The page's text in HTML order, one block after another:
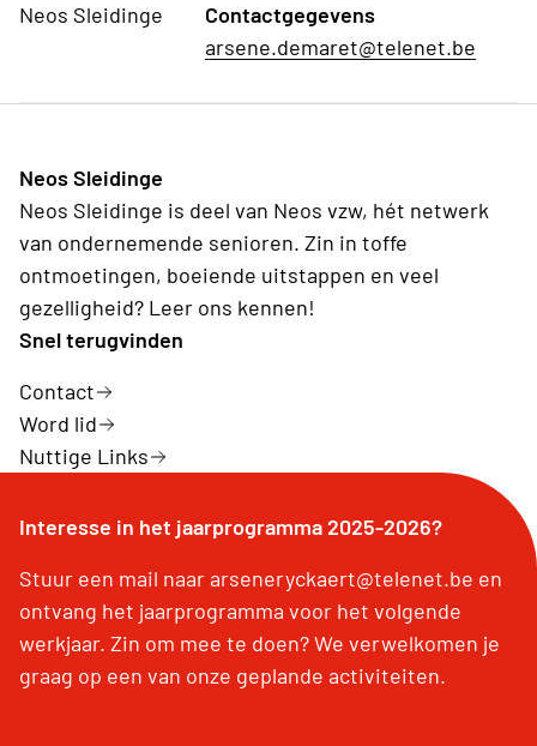
Neos Sleidinge
Contactgegevens
arsene.demaret@telenet.be
Neos Sleidinge
Neos Sleidinge is deel van Neos vzw, hét netwerk
van ondernemende senioren. Zin in toffe
ontmoetingen, boeiende uitstappen en veel
gezelligheid? Leer ons kennen!
Snel terugvinden
Contact
Word lid
Nuttige Links
Interesse in het jaarprogramma 2025-2026?
Stuur een mail naar arseneryckaert@telenet.be en
ontvang het jaarprogramma voor het volgende
werkjaar. Zin om mee te doen? We verwelkomen je
graag op een van onze geplande activiteiten.